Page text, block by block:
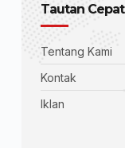
Tautan Cepat
Tentang Kami
Kontak
Iklan